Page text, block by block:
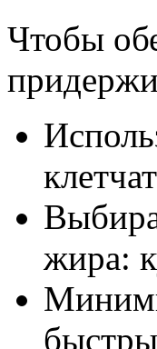
Чтобы
жира: